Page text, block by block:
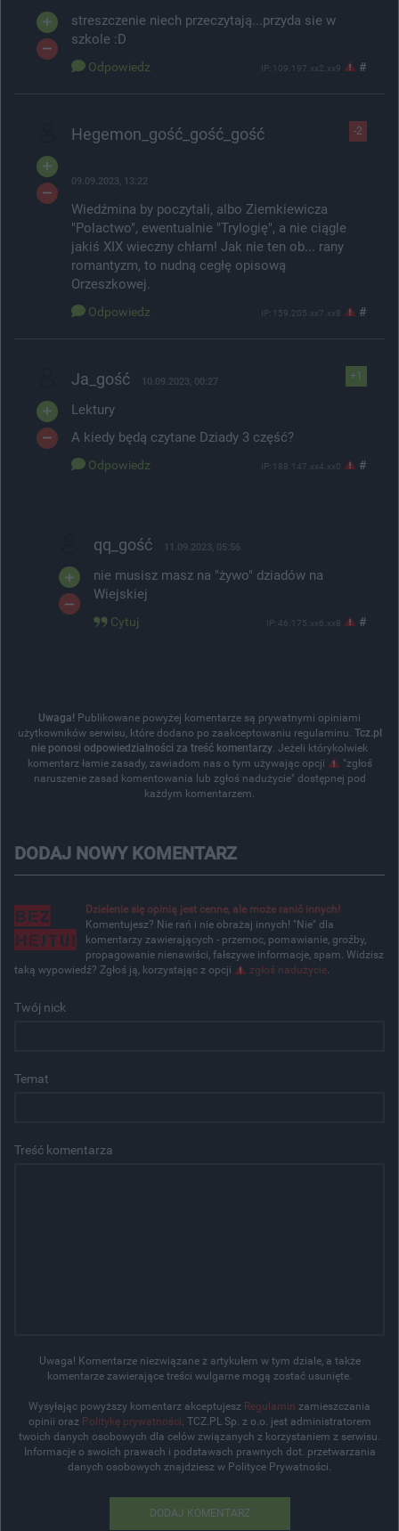
streszczenie niech przeczytają...przyda sie w
szkole :D
Odpowiedz IP: 109.197.xx2.xx9 #
-2
Hegemon_gość_gość_gość
09.09.2023, 13:22
Wiedźmina by poczytali, albo Ziemkiewicza
"Polactwo", ewentualnie "Trylogię", a nie ciągle
jakiś XIX wieczny chłam! Jak nie ten ob... rany
romantyzm, to nudną cegłę opisową
Orzeszkowej.
Odpowiedz IP: 159.205.xx7.xx8 #
+1
Ja_gość 10.09.2023, 00:27
Lektury
A kiedy będą czytane Dziady 3 część?
Odpowiedz IP: 188.147.xx4.xx0 #
qq_gość 11.09.2023, 05:56
nie musisz masz na "żywo" dziadów na
Wiejskiej
Cytuj IP: 46.175.xx6.xx8 #
Uwaga! Publikowane powyżej komentarze są prywatnymi opiniami
użytkowników serwisu, które dodano po zaakceptowaniu regulaminu. Tcz.pl
nie ponosi odpowiedzialności za treść komentarzy . Jeżeli którykolwiek
komentarz łamie zasady, zawiadom nas o tym używając opcji
"zgłoś
naruszenie zasad komentowania lub zgłoś nadużycie" dostępnej pod
każdym komentarzem.
DODAJ NOWY KOMENTARZ
Dzielenie się opinią jest cenne, ale może ranić innych!
Komentujesz? Nie rań i nie obrażaj innych! "Nie" dla
komentarzy zawierających - przemoc, pomawianie, groźby,
propagowanie nienawiści, fałszywe informacje, spam. Widzisz
taką wypowiedź? Zgłoś ją, korzystając z opcji
zgłoś nadużycie
Twój nick
Temat
Treść komentarza
Uwaga! Komentarze niezwiązane z artykułem w tym dziale, a także
komentarze zawierające treści wulgarne mogą zostać usunięte.
Wysyłając powyższy komentarz akceptujesz Regulamin zamieszczania
opinii oraz Politykę prywatności . TCZ.PL Sp. z o.o. jest administratorem
twoich danych osobowych dla celów związanych z korzystaniem z serwisu.
Informacje o swoich prawach i podstawach prawnych dot. przetwarzania
danych osobowych znajdziesz w Polityce Prywatności.
DODAJ KOMENTARZ